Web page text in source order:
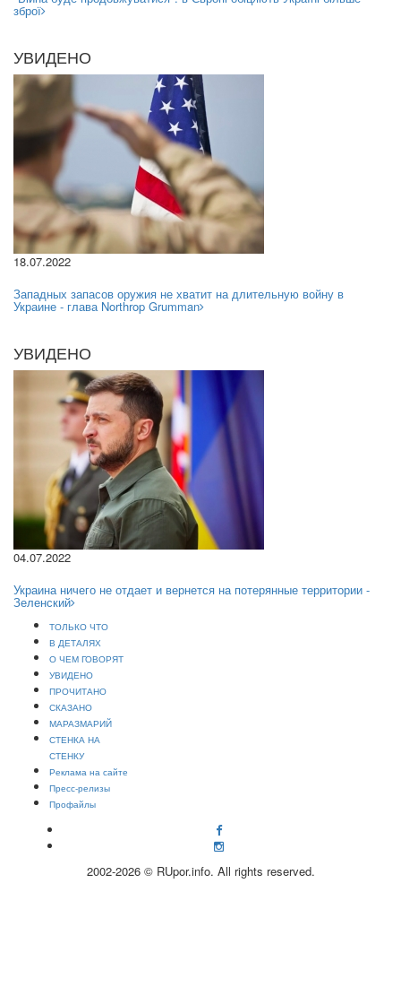
зброї
УВИДЕНО
18.07.2022
Западных запасов оружия не хватит на длительную войну в
Украине - глава Northrop Grumman
УВИДЕНО
04.07.2022
Украина ничего не отдает и вернется на потерянные территории -
Зеленский
ТОЛЬКО ЧТО
В ДЕТАЛЯХ
О ЧЕМ ГОВОРЯТ
УВИДЕНО
ПРОЧИТАНО
СКАЗАНО
МАРАЗМАРИЙ
СТЕНКА НА
СТЕНКУ
Реклама на сайте
Пресс-релизы
Профайлы
2002-2026 © RUpor.info. All rights reserved.